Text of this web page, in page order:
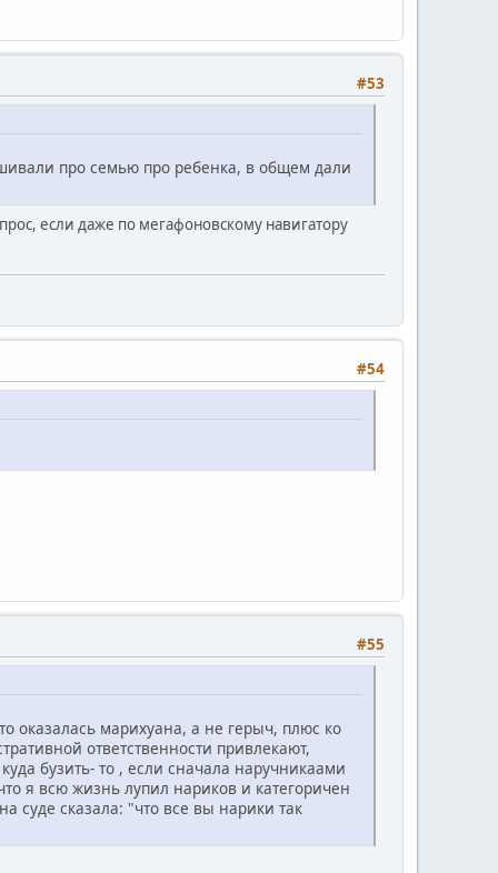
#53
про семью про ребенка, в общем дали
если даже по мегафоновскому навигатору
#54
#55
оказалась марихуана, а не герыч, плюс ко
ответственности привлекают,
бузить- то , если сначала наручникаами
я всю жизнь лупил нариков и категоричен
суде сказала: "что все вы нарики так